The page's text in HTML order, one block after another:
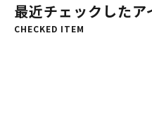
最近チェックしたア
CHECKED ITEM